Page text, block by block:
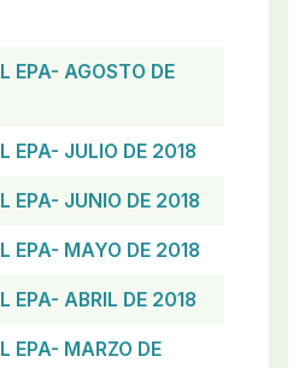
EPA- AGOSTO DE
EPA- JULIO DE 2018
EPA- JUNIO DE 2018
EPA- MAYO DE 2018
EPA- ABRIL DE 2018
EPA- MARZO DE